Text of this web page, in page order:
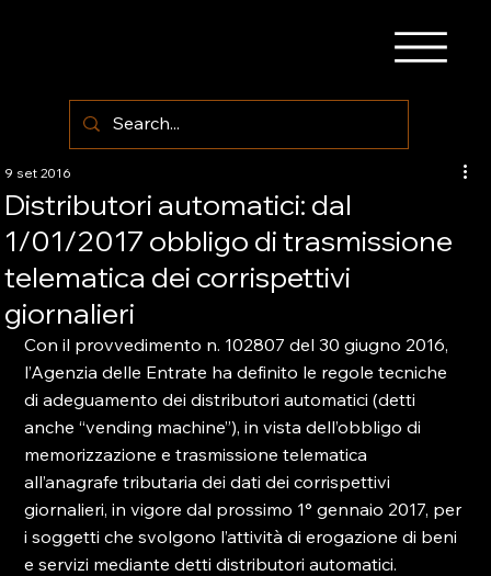
Distributori automatici: dal
1/01/2017 obbligo di trasmissione
telematica dei corrispettivi
giornalieri
9 set 2016
Con il provvedimento n. 102807 del 30 giugno 2016,
l’Agenzia delle Entrate ha definito le regole tecniche
di adeguamento dei distributori automatici (detti
anche “vending machine”), in vista dell’obbligo di
memorizzazione e trasmissione telematica
all’anagrafe tributaria dei dati dei corrispettivi
giornalieri, in vigore dal prossimo 1° gennaio 2017, per
i soggetti che svolgono l’attività di erogazione di beni
e servizi mediante detti distributori automatici.